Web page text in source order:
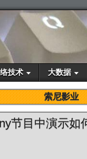
技术 大数据
索尼影业
节目中演示